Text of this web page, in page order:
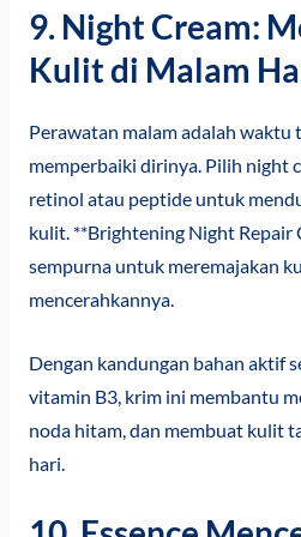
9. Night Cream:
Kulit di Malam
Perawatan malam adalah
memperbaiki dirinya. Pilih night
retinol atau peptide untuk
kulit. **Brightening Night Repair
sempurna untuk meremajakan
mencerahkannya.
Dengan kandungan bahan aktif
vitamin B3, krim ini membantu
noda hitam, dan membuat kulit
hari.